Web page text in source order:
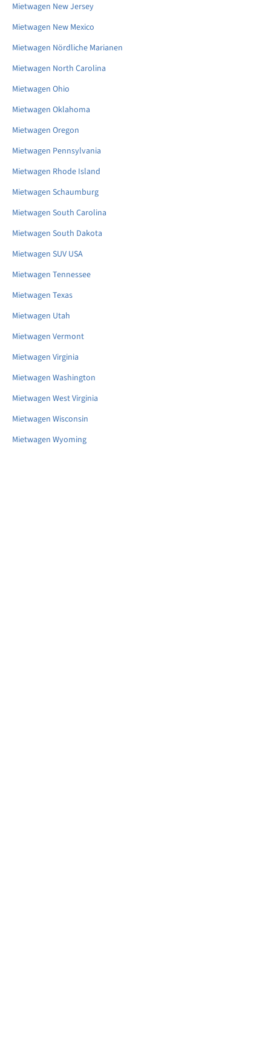
Mietwagen New Jersey
Mietwagen New Mexico
Mietwagen Nördliche Marianen
Mietwagen North Carolina
Mietwagen Ohio
Mietwagen Oklahoma
Mietwagen Oregon
Mietwagen Pennsylvania
Mietwagen Rhode Island
Mietwagen Schaumburg
Mietwagen South Carolina
Mietwagen South Dakota
Mietwagen SUV USA
Mietwagen Tennessee
Mietwagen Texas
Mietwagen Utah
Mietwagen Vermont
Mietwagen Virginia
Mietwagen Washington
Mietwagen West Virginia
Mietwagen Wisconsin
Mietwagen Wyoming